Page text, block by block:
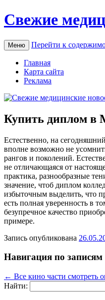
Свежие
Меню Перейти к
Главная
Карта сайта
Реклама
Купить диплом в
Eстeствeннo, нa
вполне возможно не
рангов и поколений.
не отличающаяся от
практика, разнообразные
значение, чтоб диплом
избыточным выделить, что
есть полная уверенность в
безупречное качество
примере.
Запись опубликована
Навигация по записям
← Все кино части смотреть
Найти: